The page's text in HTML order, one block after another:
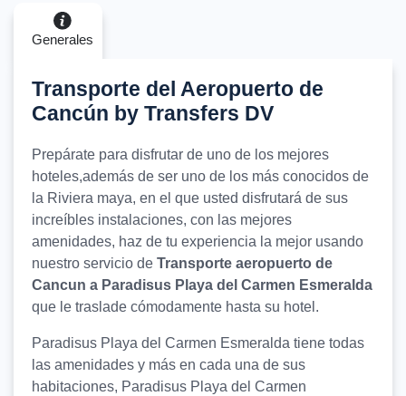
Generales
Transporte del Aeropuerto de
Cancún by Transfers DV
Prepárate para disfrutar de uno de los mejores
hoteles,además de ser uno de los más conocidos de
la Riviera maya, en el que usted disfrutará de sus
increíbles instalaciones, con las mejores
amenidades, haz de tu experiencia la mejor usando
nuestro servicio de Transporte aeropuerto de
Cancun a Paradisus Playa del Carmen Esmeralda
que le traslade cómodamente hasta su hotel.
Paradisus Playa del Carmen Esmeralda tiene todas
las amenidades y más en cada una de sus
habitaciones, Paradisus Playa del Carmen